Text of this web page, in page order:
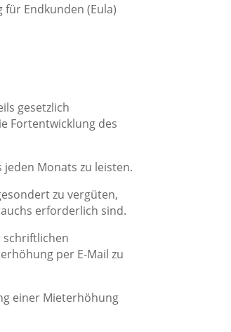
Endkunden (Eula)
gesetzlich
Fortentwicklung des
Monats zu leisten.
zu vergüten,
erforderlich sind.
schriftlichen
per E-Mail zu
einer Mieterhöhung